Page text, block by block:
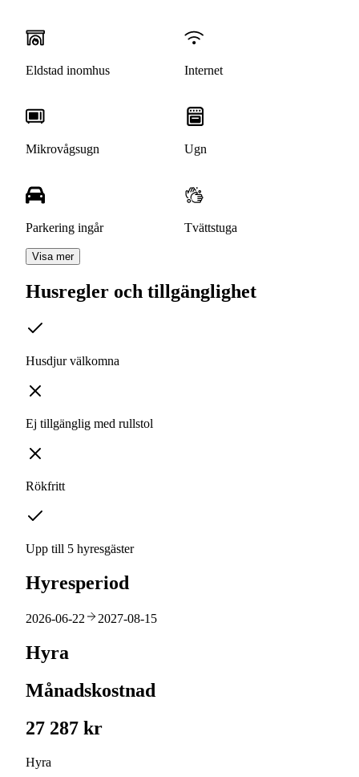
Eldstad inomhus Internet
Mikrovågsugn Ugn
Parkering ingår Tvättstuga
Visa mer
Husregler och tillgänglighet
Husdjur välkomna
Ej tillgänglig med rullstol
Rökfritt
Upp till 5 hyresgäster
Hyresperiod
2026-06-22 2027-08-15
Hyra
Månadskostnad
27 287 kr
Hyra